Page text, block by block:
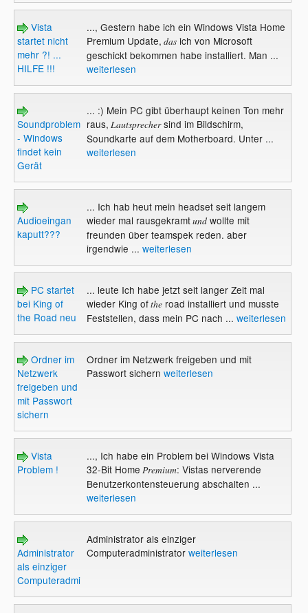
Vista
startet nicht
mehr ?! ...
HILFE !!!
..., Gestern habe ich ein Windows Vista Home
Premium Update, dasich von Microsoft
geschickt bekommen habe installiert. Man ...
weiterlesen
Soundproblem
- Windows
findet kein
Gerät
... :) Mein PC gibt überhaupt keinen Ton mehr
raus, Lautsprechersind im Bildschirm,
Soundkarte auf dem Motherboard. Unter ...
weiterlesen
Audioeingan
kaputt???
... Ich hab heut mein headset seit langem
wieder mal rausgekramtundwollte mit
freunden über teamspek reden. aber
irgendwie ... weiterlesen
PC startet
bei King of
the Road neu
... leute Ich habe jetzt seit langer Zeit mal
wieder King oftheroad installiert und musste
Feststellen, dass mein PC nach ... weiterlesen
Ordner im
Netzwerk
freigeben und
mit Passwort
sichern
Ordner im Netzwerk freigeben und mit
Passwort sichern weiterlesen
Vista
Problem !
..., Ich habe ein Problem bei Windows Vista
32-Bit Home Premium: Vistas nerverende
Benutzerkontensteuerung abschalten ...
weiterlesen
Administrator
als einziger
Computeradministrator
Administrator als einziger
Computeradministrator weiterlesen